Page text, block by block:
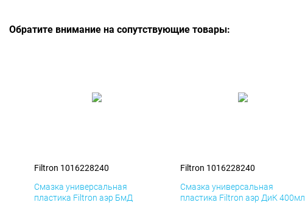
Обратите внимание на сопутствующие товары:
Filtron 1016228240
Смазка универсальная
пластика Filtron аэр БмД
Filtron 1016228240
Смазка универсальная
пластика Filtron аэр ДиК 400мл